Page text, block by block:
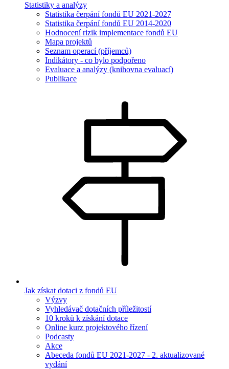
Statistiky a analýzy
Statistika čerpání fondů EU 2021-2027
Statistika čerpání fondů EU 2014-2020
Hodnocení rizik implementace fondů EU
Mapa projektů
Seznam operací (příjemců)
Indikátory - co bylo podpořeno
Evaluace a analýzy (knihovna evaluací)
Publikace
Jak získat dotaci z fondů EU
Výzvy
Vyhledávač dotačních příležitostí
10 kroků k získání dotace
Online kurz projektového řízení
Podcasty
Akce
Abeceda fondů EU 2021-2027 - 2. aktualizované
vydání